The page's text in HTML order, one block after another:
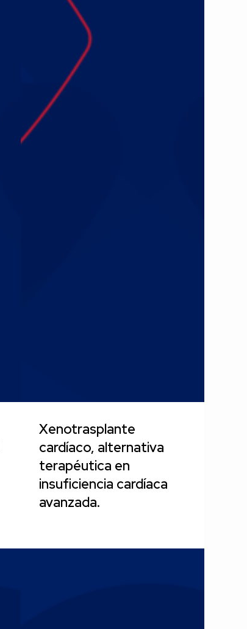
Xenotrasplante
cardíaco, alternativa
terapéutica en
insuficiencia cardíaca
avanzada.